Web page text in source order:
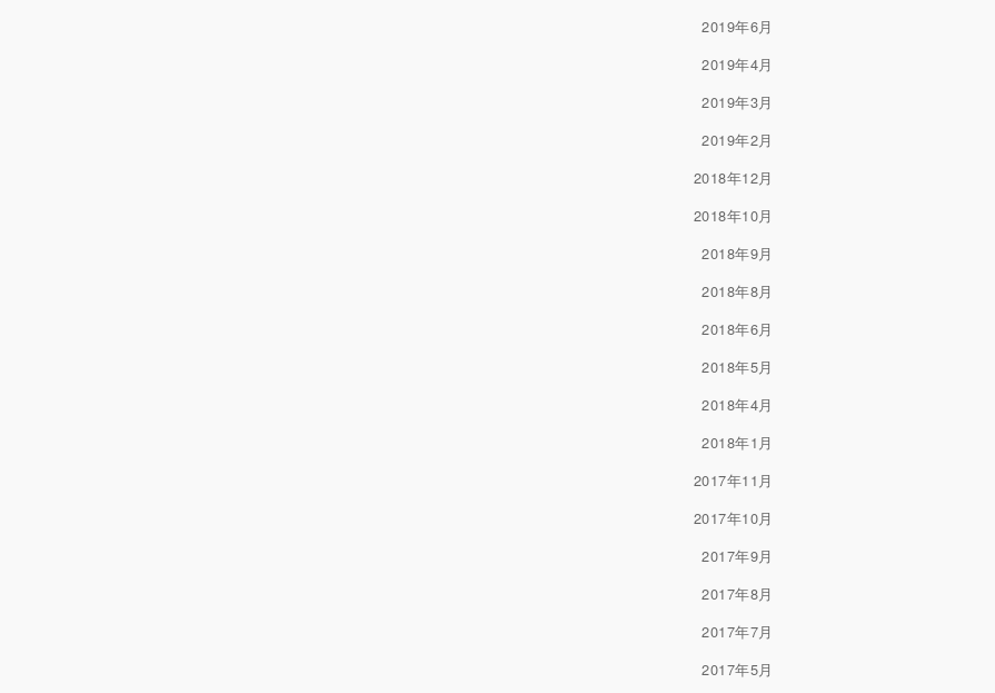
2019年6月
2019年4月
2019年3月
2019年2月
2018年12月
2018年10月
2018年9月
2018年8月
2018年6月
2018年5月
2018年4月
2018年1月
2017年11月
2017年10月
2017年9月
2017年8月
2017年7月
2017年5月